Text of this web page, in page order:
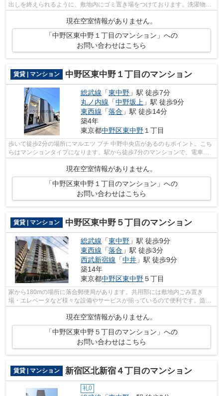
出しを終えられるように、敷地内にゴミ置き場をつけております。洗濯物も
自然乾燥ですぐ乾く通風良好な間取りの...
現在空室情報がありません。
「中野区東中野１丁目のマンション」への
お問い合わせはこちら
賃貸 | マンション 中野区東中野１丁目のマンション
総武線 「東中野 」駅 徒歩7分
丸ノ内線 「中野坂上 」駅 徒歩9分
東西線 「落合 」駅 徒歩14分
築4年
東京都中野区東中野 １丁目
歩いて徒歩2分の場所にマルエツ プチ 中野中央店があるのもポイント。こち
らはマンションタイプになります。駅から徒歩7分のマンションで、電車で
現在空室情報がありません。
「中野区東中野１丁目のマンション」への
お問い合わせはこちら
賃貸 | マンション 中野区東中野５丁目のマンション
総武線 「東中野 」駅 徒歩9分
東西線 「落合 」駅 徒歩3分
西武新宿線 「中井 」駅 徒歩9分
築14年
東京都中野区東中野５丁目
家から180mの場所に落合郵便局があります。共用部には敷地内ごみ置き
場・エレベータなど様々な設備やサービスが揃っているので便利です。造り
現在空室情報がありません。
「中野区東中野５丁目のマンション」への
お問い合わせはこちら
賃貸 | マンション 新宿区北新宿４丁目のマンション
礼0